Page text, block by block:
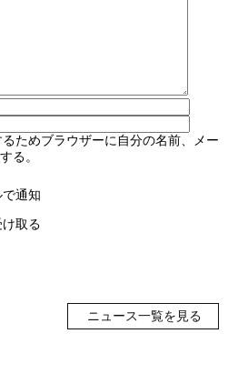
ためブラウザーに自分の名前、メー
る。
通知
取る
ニュース一覧を見る